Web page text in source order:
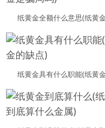
纸黄金全额什么意思(纸黄
纸黄金具有什么职能(纸黄